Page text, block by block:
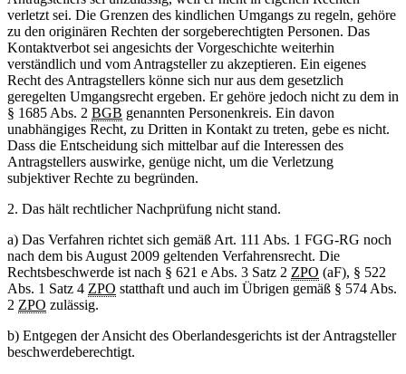
verletzt sei. Die Grenzen des kindlichen Umgangs zu regeln, gehöre
zu den originären Rechten der sorgeberechtigten Personen. Das
Kontaktverbot sei angesichts der Vorgeschichte weiterhin
verständlich und vom Antragsteller zu akzeptieren. Ein eigenes
Recht des Antragstellers könne sich nur aus dem gesetzlich
geregelten Umgangsrecht ergeben. Er gehöre jedoch nicht zu dem in
§ 1685 Abs. 2 BGB genannten Personenkreis. Ein davon
unabhängiges Recht, zu Dritten in Kontakt zu treten, gebe es nicht.
Dass die Entscheidung sich mittelbar auf die Interessen des
Antragstellers auswirke, genüge nicht, um die Verletzung
subjektiver Rechte zu begründen.
2. Das hält rechtlicher Nachprüfung nicht stand.
a) Das Verfahren richtet sich gemäß Art. 111 Abs. 1 FGG-RG noch
nach dem bis August 2009 geltenden Verfahrensrecht. Die
Rechtsbeschwerde ist nach § 621 e Abs. 3 Satz 2 ZPO (aF), § 522
Abs. 1 Satz 4 ZPO statthaft und auch im Übrigen gemäß § 574 Abs.
2 ZPO zulässig.
b) Entgegen der Ansicht des Oberlandesgerichts ist der Antragsteller
beschwerdeberechtigt.